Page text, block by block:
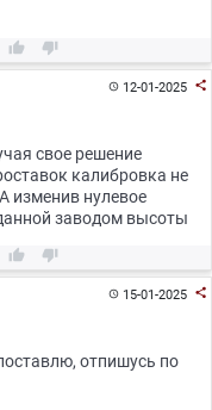
 
12-01-2025 
свое решение
калибровка не
изменив нулевое
заводом высоты
 
15-01-2025 
отпишусь по